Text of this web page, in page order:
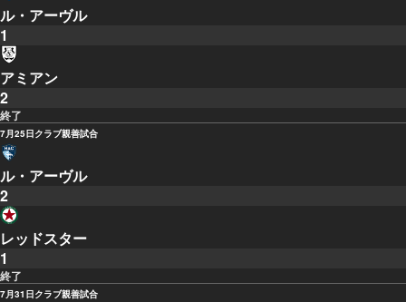
ル・アーヴル
1
アミアン
2
終了
7月25日クラブ親善試合
ル・アーヴル
2
レッドスター
1
終了
7月31日クラブ親善試合